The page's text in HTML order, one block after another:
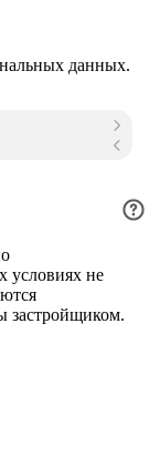
данных.
условиях не
застройщиком.